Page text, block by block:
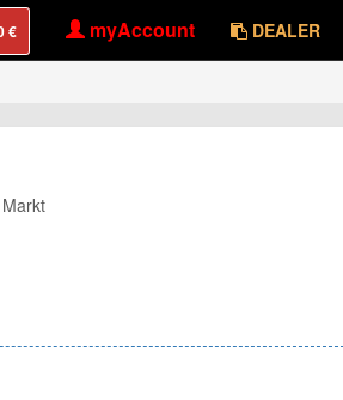
myAccount DEALER